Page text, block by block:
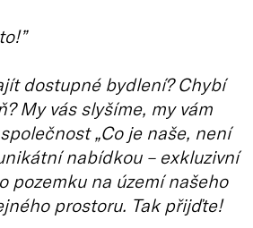
dostupné bydlení? Chybí
My vás slyšíme, my vám
„Co je naše, není
nabídkou – exkluzivní
pozemku na území našeho
prostoru. Tak přijďte!